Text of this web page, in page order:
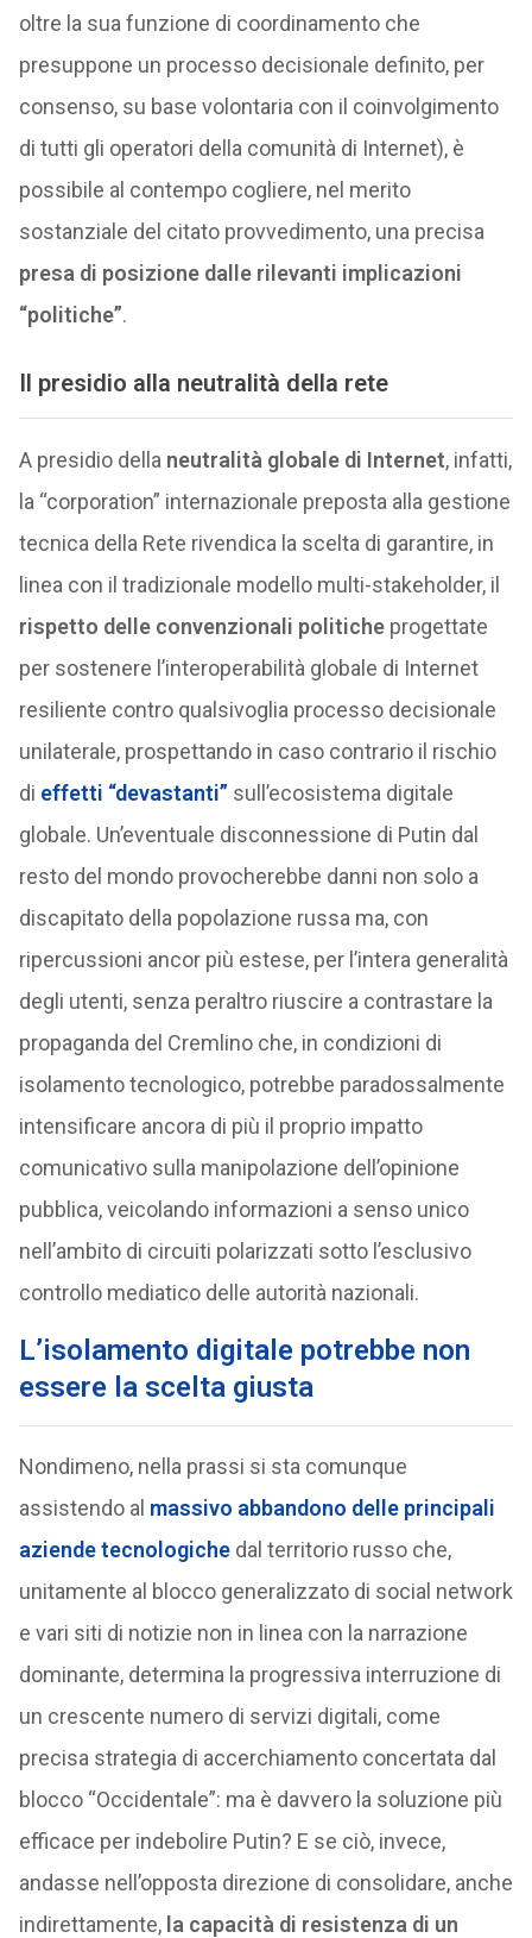
oltre la sua funzione di coordinamento che
presuppone un processo decisionale definito, per
consenso, su base volontaria con il coinvolgimento
di tutti gli operatori della comunità di Internet), è
possibile al contempo cogliere, nel merito
sostanziale del citato provvedimento, una precisa
presa di posizione dalle rilevanti implicazioni
“politiche”.
Il presidio alla neutralità della rete
A presidio della neutralità globale di Internet, infatti,
la “corporation” internazionale preposta alla gestione
tecnica della Rete rivendica la scelta di garantire, in
linea con il tradizionale modello multi-stakeholder, il
rispetto delle convenzionali politicheprogettate
per sostenere l’interoperabilità globale di Internet
resiliente contro qualsivoglia processo decisionale
unilaterale, prospettando in caso contrario il rischio
di effetti “devastanti” sull’ecosistema digitale
globale. Un’eventuale disconnessione di Putin dal
resto del mondo provocherebbe danni non solo a
discapitato della popolazione russa ma, con
ripercussioni ancor più estese, per l’intera generalità
degli utenti, senza peraltro riuscire a contrastare la
propaganda del Cremlino che, in condizioni di
isolamento tecnologico, potrebbe paradossalmente
intensificare ancora di più il proprio impatto
comunicativo sulla manipolazione dell’opinione
pubblica, veicolando informazioni a senso unico
nell’ambito di circuiti polarizzati sotto l’esclusivo
controllo mediatico delle autorità nazionali.
L’isolamento digitale potrebbe non
essere la scelta giusta
Nondimeno, nella prassi si sta comunque
assistendo al massivo abbandono delle principali
aziende tecnologichedal territorio russo che,
unitamente al blocco generalizzato di social network
e vari siti di notizie non in linea con la narrazione
dominante, determina la progressiva interruzione di
un crescente numero di servizi digitali, come
precisa strategia di accerchiamento concertata dal
blocco “Occidentale”: ma è davvero la soluzione più
efficace per indebolire Putin? E se ciò, invece,
andasse nell’opposta direzione di consolidare, anche
indirettamente, la capacità di resistenza di un